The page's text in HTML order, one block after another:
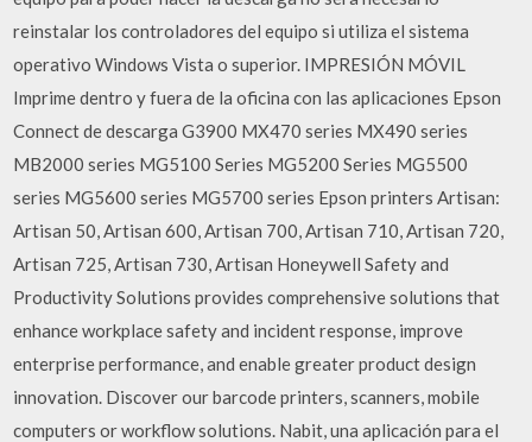
reinstalar los controladores del equipo si utiliza el sistema
operativo Windows Vista o superior. IMPRESIÓN MÓVIL
Imprime dentro y fuera de la oficina con las aplicaciones Epson
Connect de descarga G3900 MX470 series MX490 series
MB2000 series MG5100 Series MG5200 Series MG5500
series MG5600 series MG5700 series Epson printers Artisan:
Artisan 50, Artisan 600, Artisan 700, Artisan 710, Artisan 720,
Artisan 725, Artisan 730, Artisan Honeywell Safety and
Productivity Solutions provides comprehensive solutions that
enhance workplace safety and incident response, improve
enterprise performance, and enable greater product design
innovation. Discover our barcode printers, scanners, mobile
computers or workflow solutions. Nabit, una aplicación para el